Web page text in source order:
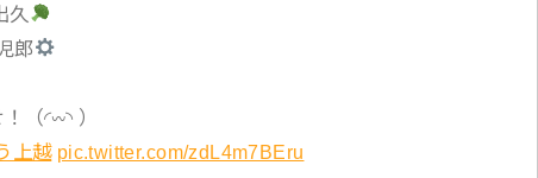
久
郎
（◜𖥦◝ ）
上越 pic.twitter.com/zdL4m7BEru